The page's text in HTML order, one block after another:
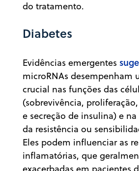
do tratamento.
Diabetes
Evidências emergentes
microRNAs desempenham
crucial nas funções das
(sobrevivência,
e secreção de insulina) e
da resistência ou
Eles podem influenciar as
inflamatórias, que